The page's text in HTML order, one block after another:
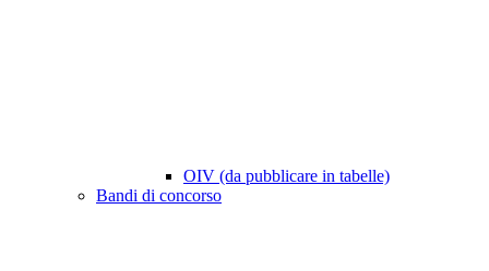
OIV (da pubblicare in tabelle)
Bandi di concorso